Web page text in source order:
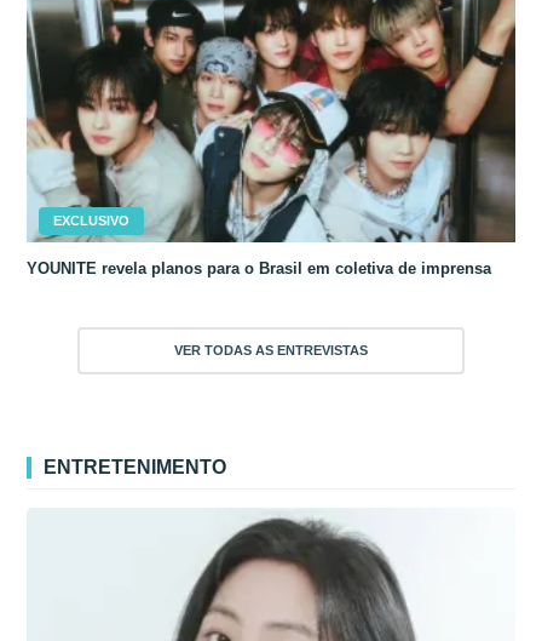
EXCLUSIVO
YOUNITE revela planos para o Brasil em coletiva de imprensa
VER TODAS AS ENTREVISTAS
ENTRETENIMENTO